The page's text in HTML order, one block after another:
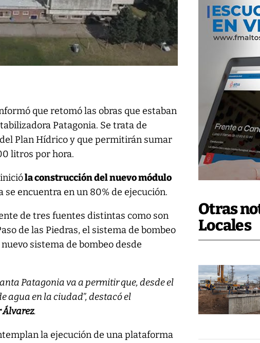
Otras
Locales
que retomó las obras que estaban
Patagonia. Se trata de
Plan Hídrico y que permitirán sumar
litros por hora.
la construcción del nuevo módulo
se encuentra en un 80% de ejecución.
de tres fuentes distintas como son
de las Piedras, el sistema de bombeo
sistema de bombeo desde
Patagonia va a permitir que, desde el
agua en la ciudad”, destacó el
Álvarez.
la ejecución de una plataforma